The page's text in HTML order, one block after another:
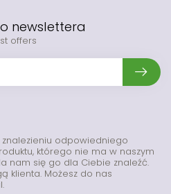
odpowiedniego
którego nie ma w naszym
nam się go dla Ciebie znaleźć.
klienta. Możesz do nas
newslettera
offers